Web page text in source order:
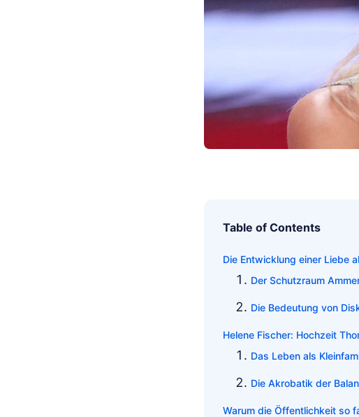
Table of Contents
Die Entwicklung einer Liebe
Der Schutzraum
Die Bedeutung von
Helene Fischer: Hochzeit
Das Leben als
Die Akrobatik der
Warum die Öffentlichkeit so